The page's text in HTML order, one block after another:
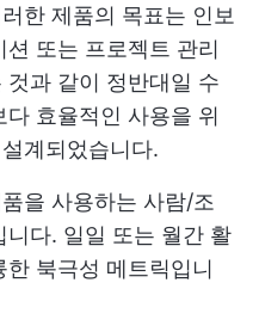
한 제품의 목표는 인보
또는 프로젝트 관리
과 같이 정반대일 수
효율적인 사용을 위
계되었습니다.
을 사용하는 사람/조
다. 일일 또는 월간 활
북극성 메트릭입니